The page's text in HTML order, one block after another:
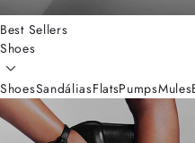
Best Sellers
Shoes
ShoesSandáliasFlatsPumpsMules